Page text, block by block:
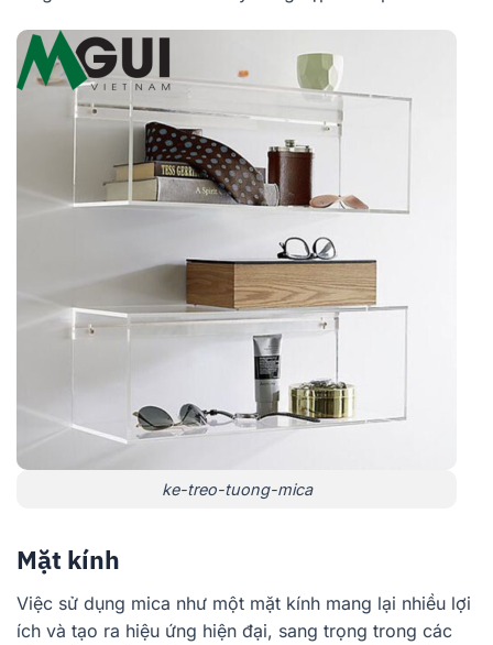
ke-treo-tuong-mica
Mặt kính
Việc sử dụng mica như một mặt kính mang lại nhiều lợi
ích và tạo ra hiệu ứng hiện đại, sang trọng trong các